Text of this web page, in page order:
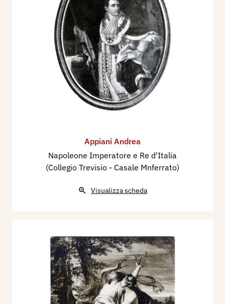
Appiani Andrea
Napoleone Imperatore e Re d'Italia
(Collegio Trevisio - Casale Mnferrato)
Visualizza scheda